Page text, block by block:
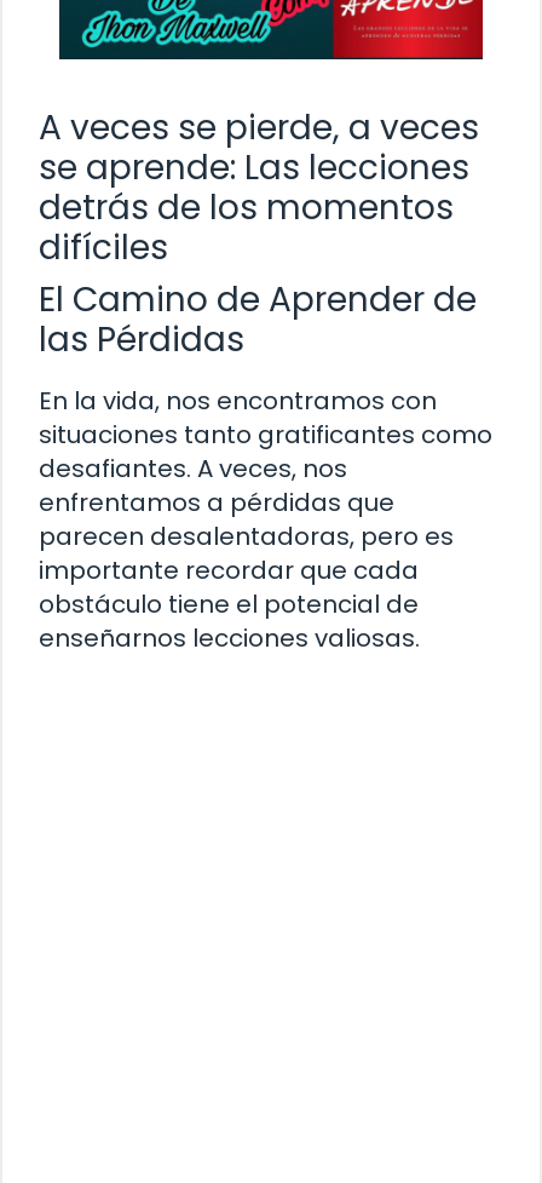
A veces se pierde, a veces
se aprende: Las lecciones
detrás de los momentos
difíciles
El Camino de Aprender de
las Pérdidas
En la vida, nos encontramos con
situaciones tanto gratificantes como
desafiantes. A veces, nos
enfrentamos a pérdidas que
parecen desalentadoras, pero es
importante recordar que cada
obstáculo tiene el potencial de
enseñarnos lecciones valiosas.